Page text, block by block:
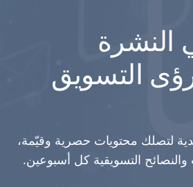
النشرة
رؤى التسويق
لتصلك محتويات حصرية وقيّمة،
التسويقية كل أسبوعين.